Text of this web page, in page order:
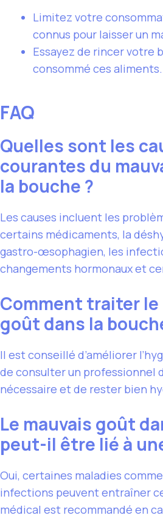
Limitez votre
connus pour laisser un
Essayez de rincer votre
consommé ces aliments.
FAQ
Quelles sont les
courantes du
la bouche ?
Les causes incluent les
certains médicaments, la
gastro-œsophagien, les
changements hormonaux et
Comment traiter le
goût dans la
Il est conseillé d’améliorer
de consulter un professionnel
nécessaire et de rester bien
Le mauvais goût
peut-il être lié à
Oui, certaines maladies
infections peuvent entraîner
médical est recommandé en